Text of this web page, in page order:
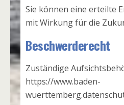
Sie können eine erteilte
mit Wirkung für die
Beschwerderecht
Zuständige
https://www.baden-